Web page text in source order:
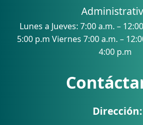
Lunes a Jueves: 7:00 a.m. –
5:00 p.m Viernes 7:00 a.m. –
4:00 p.m
Dirección: